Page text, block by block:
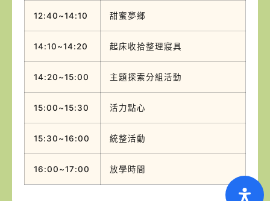
12:40~14:10 甜蜜夢鄉
14:10~14:20 起床收拾整理寢具
14:20~15:00 主題探索分組活動
15:00~15:30 活力點心
15:30~16:00 統整活動
16:00~17:00 放學時間